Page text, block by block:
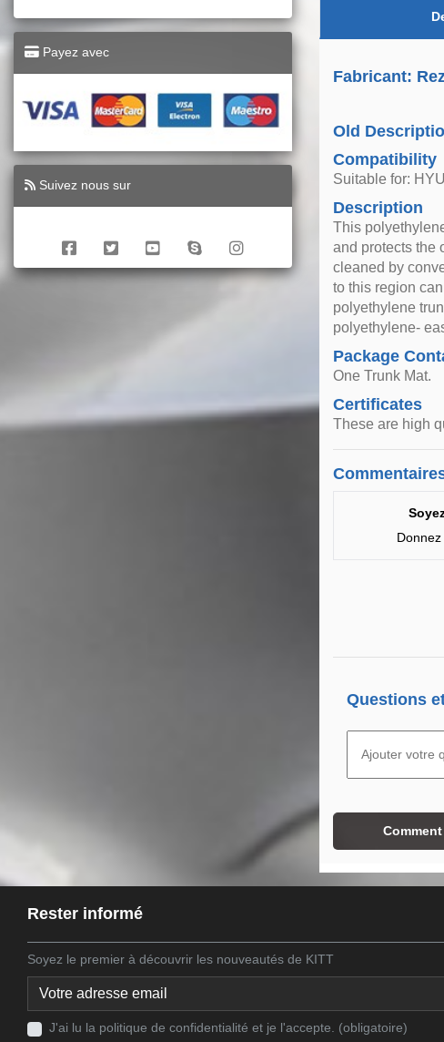
Payez avec
Suivez nous sur
Fabricant:
Old
Compatibility
Suitable for:
Description
This
and protects the
cleaned by
to this region
polyethylene
polyethylene-
Package
One Trunk Mat.
Certificates
These are high
Questions
Rester informé
Soyez le premier à découvrir les nouveautés de KITT
J'ai lu la politique de confidentialité et je l'accepte. (obligatoire)